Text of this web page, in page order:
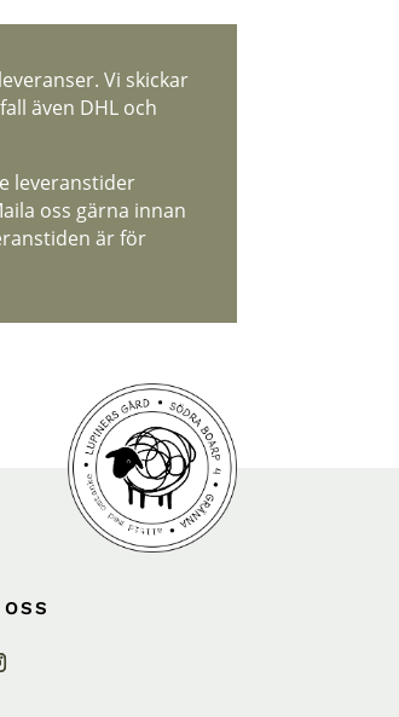
Vi skickar
även DHL och
leveranstider
oss gärna innan
är för